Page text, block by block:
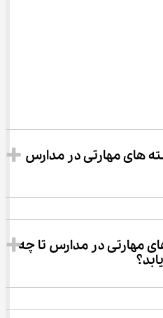
هدف از افزایش رشته ‌های مهارتی در مدارس
نفوذ رشته‌های مهارتی در مدارس تا چه